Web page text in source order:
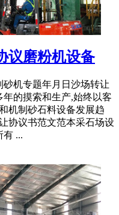
议磨粉机设备
机专题年月日沙场转让
的摸索和生产,始终以客
机制砂石料设备发展趋
协议书范文范本采石场设
有 ...